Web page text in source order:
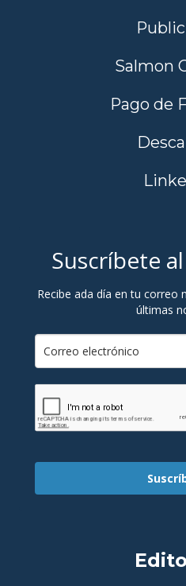
Salmon
Pago de
Suscríbete
Recibe ada día en tu correo
últimas